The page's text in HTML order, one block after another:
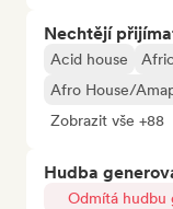
Nechtějí
Acid house
Afro House/
Zobrazit vše +88
Hudba
Odmítá hudbu